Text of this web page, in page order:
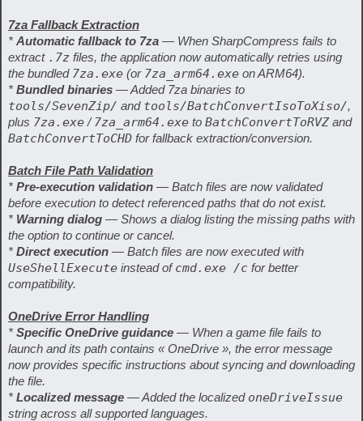
7za Fallback Extraction
* Automatic fallback to 7za — When SharpCompress fails to
extract .7z files, the application now automatically retries using
the bundled 7za.exe (or 7za_arm64.exe on ARM64).
* Bundled binaries — Added 7za binaries to
tools/SevenZip/ and tools/BatchConvertIsoToXiso/,
plus 7za.exe/7za_arm64.exe to BatchConvertToRVZand
BatchConvertToCHD for fallback extraction/conversion.
Batch File Path Validation
* Pre-execution validation — Batch files are now validated
before execution to detect referenced paths that do not exist.
* Warning dialog — Shows a dialog listing the missing paths with
the option to continue or cancel.
* Direct execution — Batch files are now executed with
UseShellExecute instead ofcmd.exe /c for better
compatibility.
OneDrive Error Handling
* Specific OneDrive guidance — When a game file fails to
launch and its path contains « OneDrive », the error message
now provides specific instructions about syncing and downloading
the file.
* Localized message — Added the localized oneDriveIssue
string across all supported languages.